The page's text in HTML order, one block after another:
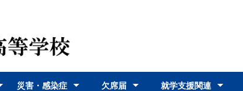
災害・感染症 欠席届 就学支援関連